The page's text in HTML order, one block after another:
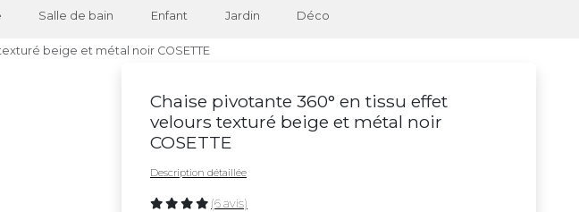
Salle de bain Enfant Jardin Déco
beige et métal noir COSETTE
Chaise pivotante 360° en tissu effet
velours texturé beige et métal noir
COSETTE
Description détaillée
(6 avis)